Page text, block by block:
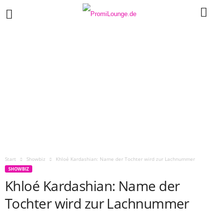
Start Showbiz Khloé Kardashian: Name der Tochter wird zur Lachnummer
SHOWBIZ
Khloé Kardashian: Name der
Tochter wird zur Lachnummer